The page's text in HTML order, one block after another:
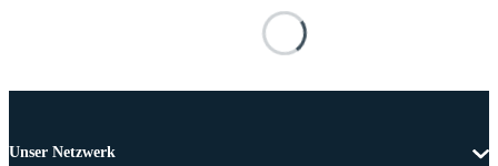
Unser Netzwerk